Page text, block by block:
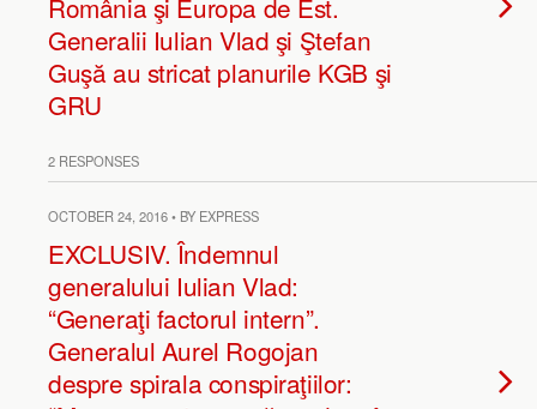
România şi Europa de Est.
Generalii Iulian Vlad şi Ştefan
Guşă au stricat planurile KGB şi
GRU
2 RESPONSES
OCTOBER 24, 2016 • BY EXPRESS
EXCLUSIV. Îndemnul
generalului Iulian Vlad:
“Generaţi factorul intern”.
Generalul Aurel Rogojan
despre spirala conspiraţiilor: